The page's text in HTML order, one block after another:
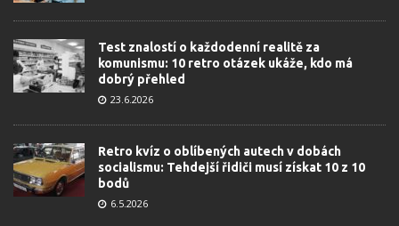
Test znalostí o každodenní realitě za
komunismu: 10 retro otázek ukáže, kdo má
dobrý přehled
23.6.2026
Retro kvíz o oblíbených autech v dobách
socialismu: Tehdejší řidiči musí získat 10 z 10
bodů
6.5.2026